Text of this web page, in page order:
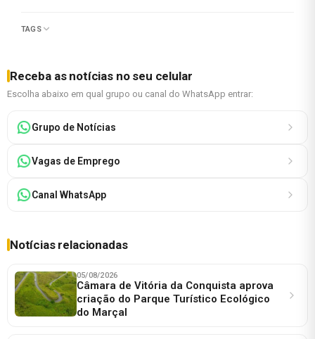
TAGS
Receba as notícias no seu celular
Escolha abaixo em qual grupo ou canal do WhatsApp entrar:
Grupo de Notícias
Vagas de Emprego
Canal WhatsApp
Notícias relacionadas
05/08/2026
Câmara de Vitória da Conquista aprova
criação do Parque Turístico Ecológico
do Marçal